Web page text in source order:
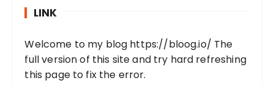
LINK
Welcome to my blog https://bloog.io/ The
full version of this site and try hard refreshing
this page to fix the error.